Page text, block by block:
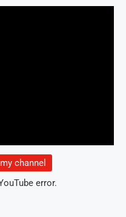
channel
error.